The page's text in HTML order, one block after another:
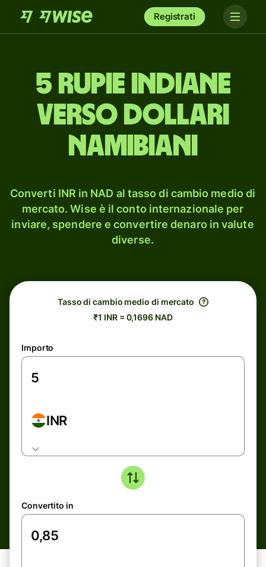
Registrati
5 rupie indiane
verso dollari
namibiani
Converti INR in NAD al tasso di cambio medio di
mercato. Wise è il conto internazionale per
inviare, spendere e convertire denaro in valute
diverse.
Tasso di cambio medio di mercato
₹1 INR = 0,1696 NAD
Importo
INR
Convertito in